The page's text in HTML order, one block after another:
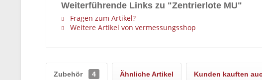
Weiterführende Links zu "Zentrierlote MU"
Fragen zum Artikel?
Weitere Artikel von vermessungsshop
Zubehör 4 Ähnliche Artikel Kunden kauften